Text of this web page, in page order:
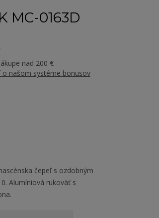
MC-0163D
nad 200 €
o našom systéme bonusov
čepeľ s ozdobným
Alumíniová rukoväť s